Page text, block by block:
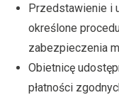
Przedstawienie i
określone
zabezpieczenia
Obietnicę
płatności